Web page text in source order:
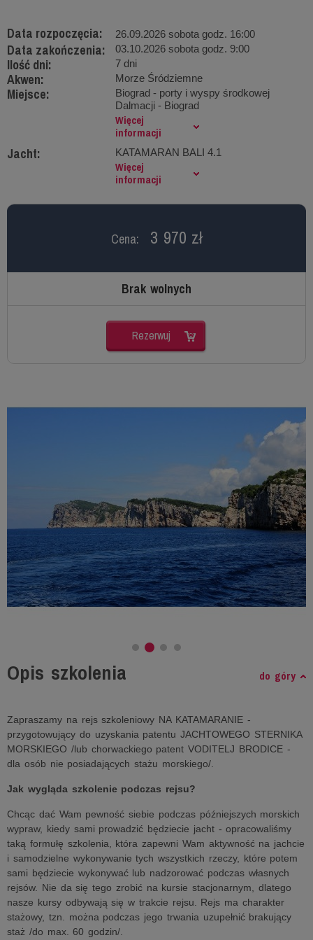
Data rozpoczęcia: 26.09.2026 sobota godz. 16:00
Data zakończenia: 03.10.2026 sobota godz. 9:00
Ilość dni: 7 dni
Akwen: Morze Śródziemne
Miejsce:
Biograd - porty i wyspy środkowej
Dalmacji - Biograd
Więcej
informacji
Jacht: KATAMARAN BALI 4.1
Więcej
informacji
Cena: 3 970 zł
Brak wolnych
Rezerwuj
Opis szkolenia do góry
Zapraszamy na rejs szkoleniowy NA KATAMARANIE -
przygotowujący do uzyskania patentu JACHTOWEGO STERNIKA
MORSKIEGO /lub chorwackiego patent VODITELJ BRODICE -
dla osób nie posiadających stażu morskiego/.
Jak wygląda szkolenie podczas rejsu?
Chcąc dać Wam pewność siebie podczas późniejszych morskich
wypraw, kiedy sami prowadzić będziecie jacht - opracowaliśmy
taką formułę szkolenia, która zapewni Wam aktywność na jachcie
i samodzielne wykonywanie tych wszystkich rzeczy, które potem
sami będziecie wykonywać lub nadzorować podczas własnych
rejsów. Nie da się tego zrobić na kursie stacjonarnym, dlatego
nasze kursy odbywają się w trakcie rejsu. Rejs ma charakter
stażowy, tzn. można podczas jego trwania uzupełnić brakujący
staż /do max. 60 godzin/.